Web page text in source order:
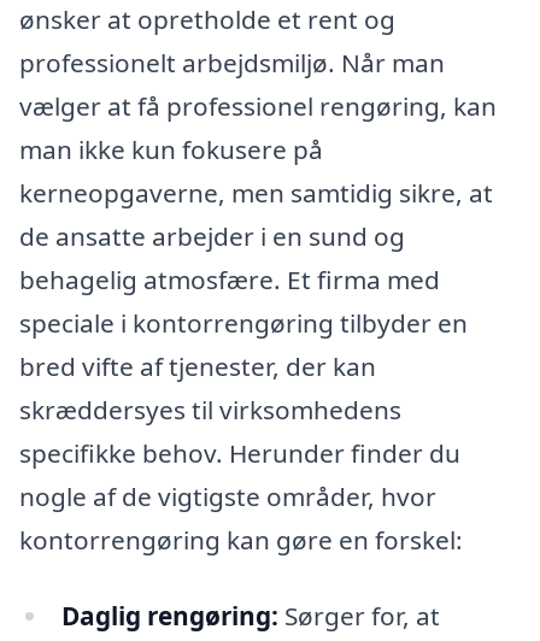
ønsker at opretholde et rent og
professionelt arbejdsmiljø. Når man
vælger at få professionel rengøring, kan
man ikke kun fokusere på
kerneopgaverne, men samtidig sikre, at
de ansatte arbejder i en sund og
behagelig atmosfære. Et firma med
speciale i kontorrengøring tilbyder en
bred vifte af tjenester, der kan
skræddersyes til virksomhedens
specifikke behov. Herunder finder du
nogle af de vigtigste områder, hvor
kontorrengøring kan gøre en forskel:
Daglig rengøring: Sørger for, at